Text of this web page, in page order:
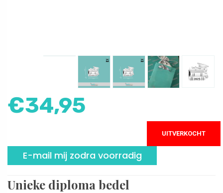
€34,95
UITVERKOCHT
E-mail mij zodra voorradig
Unieke diploma bedel